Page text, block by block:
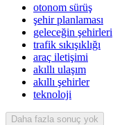
otonom sürüş
şehir planlaması
geleceğin şehirleri
trafik sıkışıklığı
araç iletişimi
akıllı ulaşım
akıllı şehirler
teknoloji
Daha fazla sonuç yok